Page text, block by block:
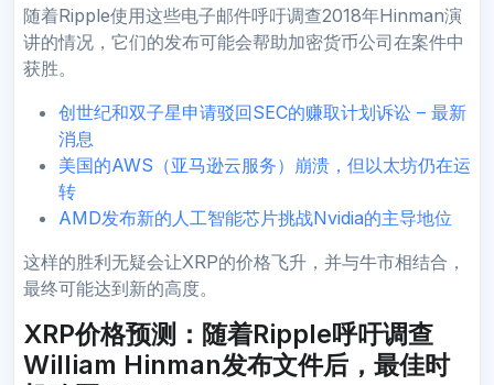
随着Ripple使用这些电子邮件呼吁调查2018年Hinman演
讲的情况，它们的发布可能会帮助加密货币公司在案件中
获胜。
创世纪和双子星申请驳回SEC的赚取计划诉讼 – 最新
消息
美国的AWS（亚马逊云服务）崩溃，但以太坊仍在运
转
AMD发布新的人工智能芯片挑战Nvidia的主导地位
这样的胜利无疑会让XRP的价格飞升，并与牛市相结合，
最终可能达到新的高度。
XRP价格预测：随着Ripple呼吁调查
William Hinman发布文件后，最佳时